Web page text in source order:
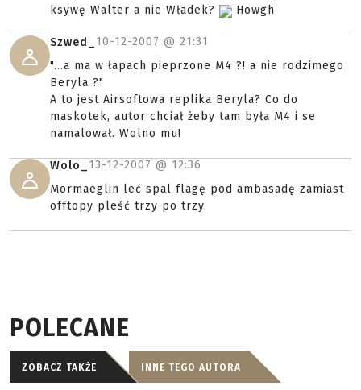
ksywę Walter a nie Władek?
Howgh
Szwed_ 10-12-2007 @ 21:31
"...a ma w łapach pieprzone M4 ?! a nie rodzimego
Beryla ?"
A to jest Airsoftowa replika Beryla? Co do
maskotek, autor chciał żeby tam była M4 i se
namalował. Wolno mu!
Wolo_ 13-12-2007 @ 12:36
Mormaeglin leć spal flagę pod ambasadę zamiast
offtopy pleść trzy po trzy.
POLECANE
ZOBACZ TAKŻE INNE TEGO AUTORA